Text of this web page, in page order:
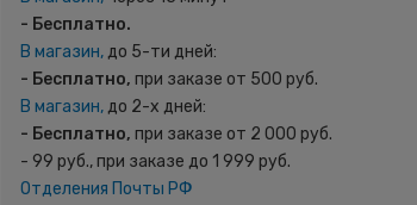
- Бесплатно.
В магазин,до 5-ти дней:
- Бесплатно, при заказе от 500 руб.
В магазин,до 2-х дней:
- Бесплатно, при заказе от 2 000 руб.
- 99 руб., при заказе до 1 999 руб.
Отделения Почты РФ